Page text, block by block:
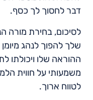
דבר לחסוך לך כסף.
לסיכום, בחירת מורה
שלך להפוך לנהג מיומן
ההוראה שלו ויכולתו
משמעותי על חווית
לטווח ארוך.